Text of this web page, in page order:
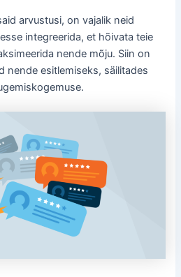
arvustusi, on vajalik neid
integreerida, et hõivata teie
nende mõju. Siin on
nende esitlemiseks, säilitades